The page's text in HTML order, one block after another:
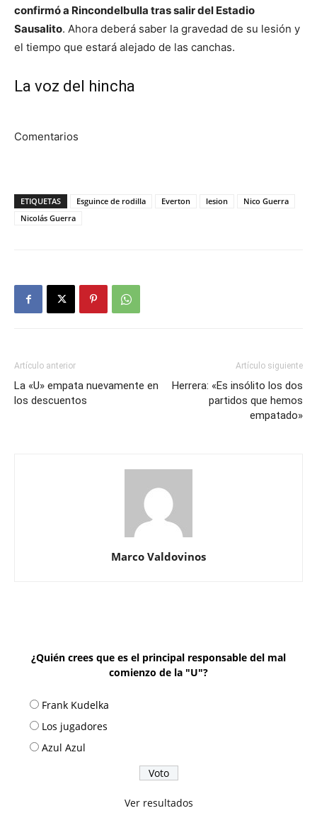
confirmó a Rincondelbulla tras salir del Estadio
Sausalito. Ahora deberá saber la gravedad de su lesión y
el tiempo que estará alejado de las canchas.
La voz del hincha
Comentarios
ETIQUETAS Esguince de rodilla Everton lesion
Nico Guerra
Nicolás Guerra
Artículo anterior
La «U» empata nuevamente en
los descuentos
Artículo siguiente
Herrera: «Es insólito los dos
partidos que hemos
empatado»
Marco Valdovinos
¿Quién crees que es el principal responsable del mal
comienzo de la "U"?
Frank Kudelka
Los jugadores
Azul Azul
Ver resultados